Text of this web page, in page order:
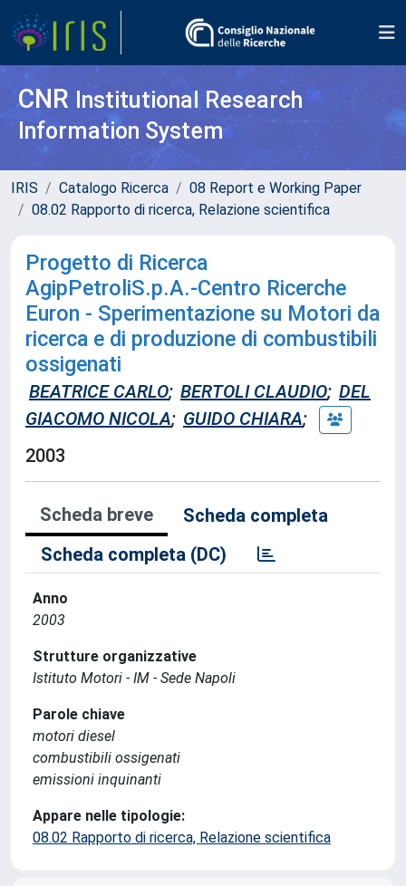
CNR Institutional Research
Information System
IRIS Catalogo Ricerca
08 Report e Working Paper
08.02 Rapporto di ricerca, Relazione scientifica
Progetto di Ricerca
AgipPetroliS.p.A.-Centro Ricerche
Euron - Sperimentazione su Motori da
ricerca e di produzione di combustibili
ossigenati
BEATRICE CARLO; BERTOLI CLAUDIO; DEL
GIACOMO NICOLA; GUIDO CHIARA;
2003
Scheda breve
Scheda completa
Scheda completa (DC)
Anno
2003
Strutture organizzative
Istituto Motori - IM - Sede Napoli
Parole chiave
motori diesel
combustibili ossigenati
emissioni inquinanti
Appare nelle tipologie:
08.02 Rapporto di ricerca, Relazione scientifica